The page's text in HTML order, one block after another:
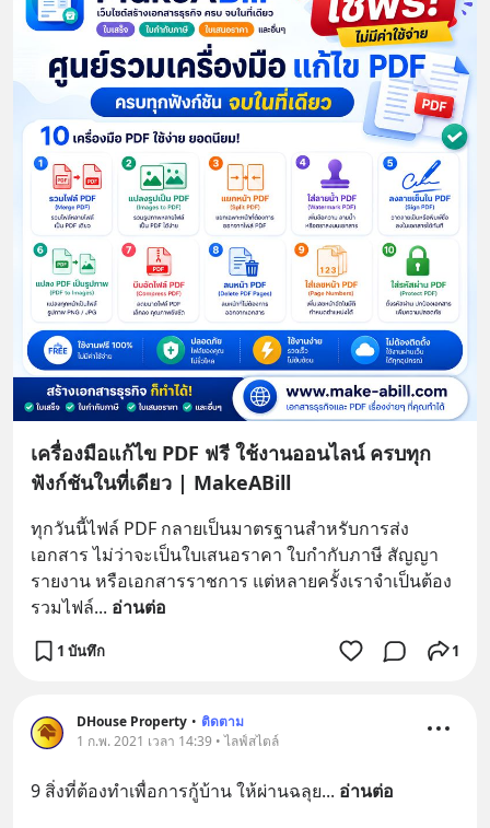
เครื่องมือแก้ไข PDF ฟรี ใช้งานออนไลน์ ครบทุก
ฟังก์ชันในที่เดียว | MakeABill
ทุกวันนี้ไฟล์ PDF กลายเป็นมาตรฐานสำหรับการส่ง
เอกสาร ไม่ว่าจะเป็นใบเสนอราคา ใบกำกับภาษี สัญญา
รายงาน หรือเอกสารราชการ แต่หลายครั้งเราจำเป็นต้อง
รวมไฟล์... อ่านต่อ
1 บันทึก 1
DHouse Property • ติดตาม
1 ก.พ. 2021 เวลา 14:39 • ไลฟ์สไตล์
9 สิ่งที่ต้องทำเพื่อการกู้บ้าน ให้ผ่านฉลุย... อ่านต่อ